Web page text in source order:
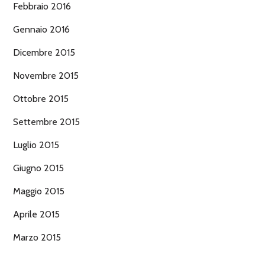
Febbraio 2016
Gennaio 2016
Dicembre 2015
Novembre 2015
Ottobre 2015
Settembre 2015
Luglio 2015
Giugno 2015
Maggio 2015
Aprile 2015
Marzo 2015